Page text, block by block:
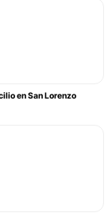
en San Lorenzo